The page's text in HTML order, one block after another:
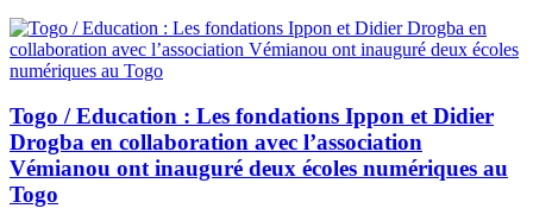
Togo / Education : Les fondations Ippon et Didier
Drogba en collaboration avec l’association
Vémianou ont inauguré deux écoles numériques au
Togo